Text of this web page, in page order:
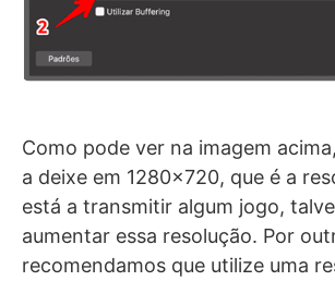
Como pode ver na imagem
a deixe em 1280×720, que é a
está a transmitir algum jogo,
aumentar essa resolução. Por
recomendamos que utilize uma